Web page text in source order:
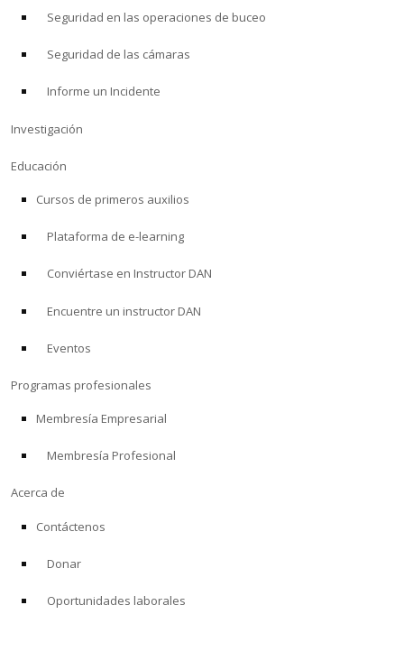
Seguridad en las operaciones de buceo
Seguridad de las cámaras
Informe un Incidente
Investigación
Educación
Cursos de primeros auxilios
Plataforma de e-learning
Conviértase en Instructor DAN
Encuentre un instructor DAN
Eventos
Programas profesionales
Membresía Empresarial
Membresía Profesional
Acerca de
Contáctenos
Donar
Oportunidades laborales